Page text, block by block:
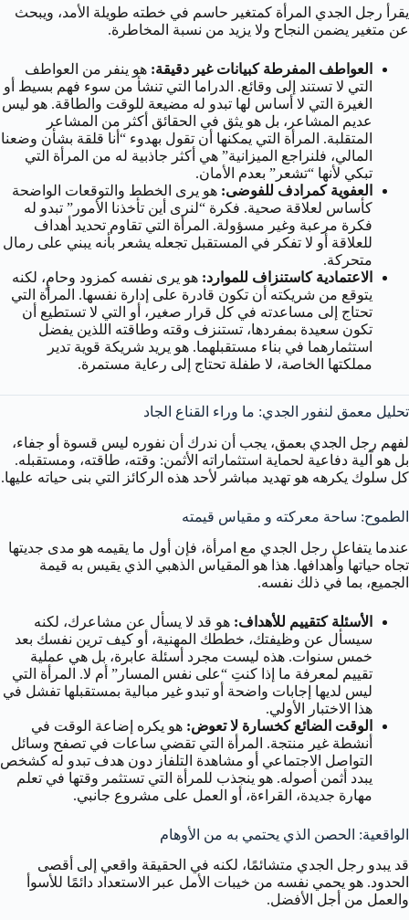
يقرأ رجل الجدي المرأة كمتغير حاسم في خطته طويلة الأمد، ويبحث
عن متغير يضمن النجاح ولا يزيد من نسبة المخاطرة.
العواطف المفرطة كبيانات غير دقيقة: هو ينفر من العواطف
التي لا تستند إلى وقائع. الدراما التي تنشأ من سوء فهم بسيط أو
الغيرة التي لا أساس لها تبدو له مضيعة للوقت والطاقة. هو ليس
عديم المشاعر، بل هو يثق في الحقائق أكثر من المشاعر
المتقلبة. المرأة التي يمكنها أن تقول بهدوء “أنا قلقة بشأن وضعنا
المالي، فلنراجع الميزانية” هي أكثر جاذبية له من المرأة التي
تبكي لأنها “تشعر” بعدم الأمان.
العفوية كمرادف للفوضى: هو يرى الخطط والتوقعات الواضحة
كأساس لعلاقة صحية. فكرة “لنرى أين تأخذنا الأمور” تبدو له
فكرة مرعبة وغير مسؤولة. المرأة التي تقاوم تحديد أهداف
للعلاقة أو لا تفكر في المستقبل تجعله يشعر بأنه يبني على رمال
متحركة.
الاعتمادية كاستنزاف للموارد: هو يرى نفسه كمزود وحامٍ، لكنه
يتوقع من شريكته أن تكون قادرة على إدارة نفسها. المرأة التي
تحتاج إلى مساعدته في كل قرار صغير، أو التي لا تستطيع أن
تكون سعيدة بمفردها، تستنزف وقته وطاقته اللذين يفضل
استثمارهما في بناء مستقبلهما. هو يريد شريكة قوية تدير
مملكتها الخاصة، لا طفلة تحتاج إلى رعاية مستمرة.
تحليل معمق لنفور الجدي: ما وراء القناع الجاد
لفهم رجل الجدي بعمق، يجب أن ندرك أن نفوره ليس قسوة أو جفاء،
بل هو آلية دفاعية لحماية استثماراته الأثمن: وقته، طاقته، ومستقبله.
كل سلوك يكرهه هو تهديد مباشر لأحد هذه الركائز التي بنى حياته عليها.
الطموح: ساحة معركته و مقياس قيمته
عندما يتفاعل رجل الجدي مع امرأة، فإن أول ما يقيمه هو مدى جديتها
تجاه حياتها وأهدافها. هذا هو المقياس الذهبي الذي يقيس به قيمة
الجميع، بما في ذلك نفسه.
الأسئلة كتقييم للأهداف: هو قد لا يسأل عن مشاعرك، لكنه
سيسأل عن وظيفتك، خططك المهنية، أو كيف ترين نفسك بعد
خمس سنوات. هذه ليست مجرد أسئلة عابرة، بل هي عملية
تقييم لمعرفة ما إذا كنتِ “على نفس المسار” أم لا. المرأة التي
ليس لديها إجابات واضحة أو تبدو غير مبالية بمستقبلها تفشل في
هذا الاختبار الأولي.
الوقت الضائع كخسارة لا تعوض: هو يكره إضاعة الوقت في
أنشطة غير منتجة. المرأة التي تقضي ساعات في تصفح وسائل
التواصل الاجتماعي أو مشاهدة التلفاز دون هدف تبدو له كشخص
يبدد أثمن أصوله. هو ينجذب للمرأة التي تستثمر وقتها في تعلم
مهارة جديدة، القراءة، أو العمل على مشروع جانبي.
الواقعية: الحصن الذي يحتمي به من الأوهام
قد يبدو رجل الجدي متشائمًا، لكنه في الحقيقة واقعي إلى أقصى
الحدود. هو يحمي نفسه من خيبات الأمل عبر الاستعداد دائمًا للأسوأ
والعمل من أجل الأفضل.